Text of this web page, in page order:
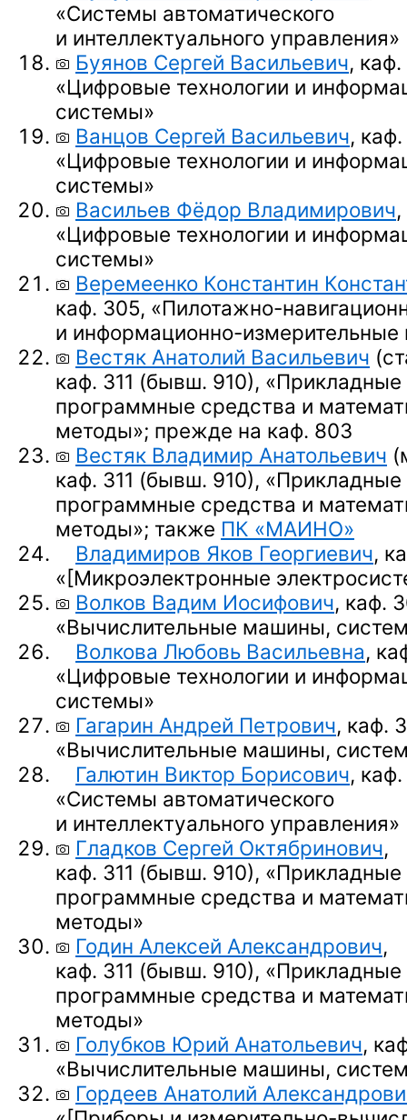
«Системы автоматического
и интеллектуального управления»
Буянов Сергей Васильевич, каф.
«Цифровые технологии и
системы»
Ванцов Сергей Васильевич,
«Цифровые технологии и
системы»
Васильев Фёдор Владимирович
«Цифровые технологии и
системы»
Веремеенко Константин
каф. 305, «Пилотажно-
и информационно-измерительные
Вестяк Анатолий Васильевич
каф. 311 (бывш. 910), «Прикладные
программные средства и
методы»; прежде на каф. 803
Вестяк Владимир Анатольевич
каф. 311 (бывш. 910), «Прикладные
программные средства и
методы»; также ПК «МАИНО»
Владимиров Яков Георгиевич,
«[Микроэлектронные
Волков Вадим Иосифович, каф.
«Вычислительные машины,
Волкова Любовь Васильевна,
«Цифровые технологии и
системы»
Гагарин Андрей Петрович, каф.
«Вычислительные машины,
Галютин Виктор Борисович,
«Системы автоматического
и интеллектуального управления»
Гладков Сергей Октябринович,
каф. 311 (бывш. 910), «Прикладные
программные средства и
методы»
Годин Алексей Александрович,
каф. 311 (бывш. 910), «Прикладные
программные средства и
методы»
Голубков Юрий Анатольевич,
«Вычислительные машины,
Гордеев Анатолий